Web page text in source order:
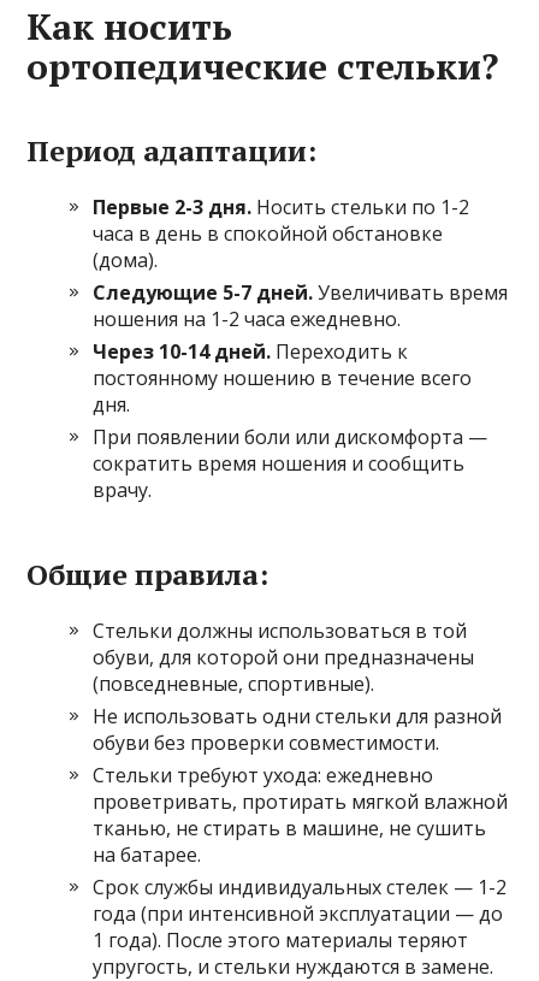
Как носить
ортопедические стельки?
Период адаптации:
Первые 2-3 дня. Носить стельки по 1-2
часа в день в спокойной обстановке
(дома).
Следующие 5-7 дней.Увеличивать время
ношения на 1-2 часа ежедневно.
Через 10-14 дней. Переходить к
постоянному ношению в течение всего
дня.
При появлении боли или дискомфорта —
сократить время ношения и сообщить
врачу.
Общие правила:
Стельки должны использоваться в той
обуви, для которой они предназначены
(повседневные, спортивные).
Не использовать одни стельки для разной
обуви без проверки совместимости.
Стельки требуют ухода: ежедневно
проветривать, протирать мягкой влажной
тканью, не стирать в машине, не сушить
на батарее.
Срок службы индивидуальных стелек — 1-2
года (при интенсивной эксплуатации — до
1 года). После этого материалы теряют
упругость, и стельки нуждаются в замене.